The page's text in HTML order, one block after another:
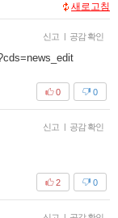
새로고침
신고 공감 확인
0
0
신고 공감 확인
0
2